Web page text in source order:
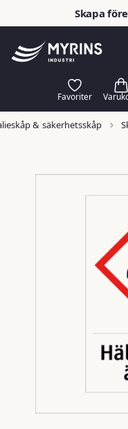
Skapa
& säkerhetsskåp